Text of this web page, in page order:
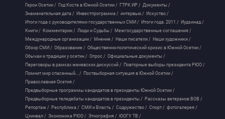
Герои Осетии / Год Коста в Южной Осетии / ГТРК ИР / Документы /
Знаменательная дата / Инвестпрограмма / интервью / Искуство /
Итоги года с руководителями государственных СМИ / Итоги года. 2011 / Иудзинад /
Книги / Комментарии / Люди и Судьбы / Межгосударственные соглашения /
Международные организации / Мнение / Наши писатели / Наши художники /
Обзор СМИ / Образование / Общественно-политический кризис в Южной Осетии /
Обычаи и традиции у осетин / Опрос / Официальные документы /
Переговоры в рамках женевских дискуссий / Повторные выборы президента РЮО /
Помнит мир спасенный... / Поствыборная ситуация в Южной Осетии /
Православная Осетия /
Предвыборные программы кандидатов в президенты Южной Осетии /
Предвыборные теледебаты кандидатов в президенты / Рассказы ветеранов ВОВ /
Репортаж / Республика / СМИ и Власть / Содружество / Спорт / фотогалерея /
Цхинвал / Экономика РЮО / Этнография / ЮОГУ ТВ /